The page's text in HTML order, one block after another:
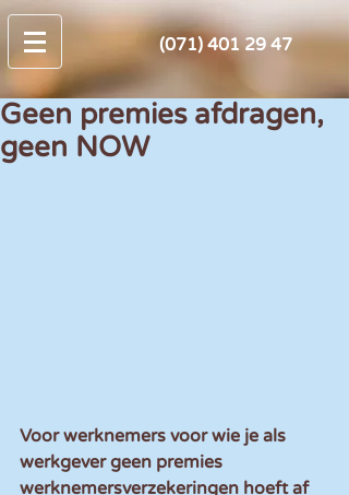
(071) 401 29 47
Geen premies afdragen,
geen NOW
Voor werknemers voor wie je als
werkgever geen premies
werknemersverzekeringen hoeft af